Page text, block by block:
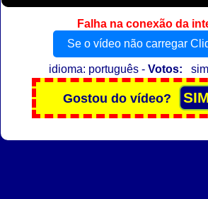
Falha na conexão da
Se o vídeo não carregar
idioma: português -Votos: